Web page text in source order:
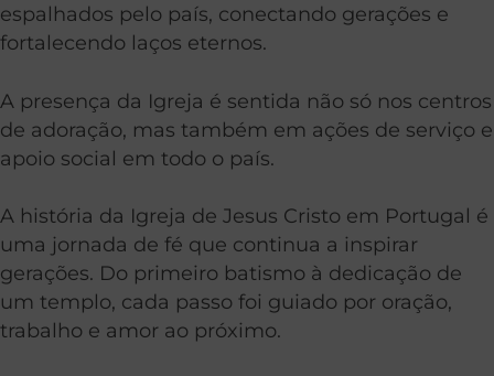
espalhados pelo país, conectando gerações e
fortalecendo laços eternos.
A presença da Igreja é sentida não só nos centros
de adoração, mas também em ações de serviço e
apoio social em todo o país.
A história da Igreja de Jesus Cristo em Portugal é
uma jornada de fé que continua a inspirar
gerações. Do primeiro batismo à dedicação de
um templo, cada passo foi guiado por oração,
trabalho e amor ao próximo.